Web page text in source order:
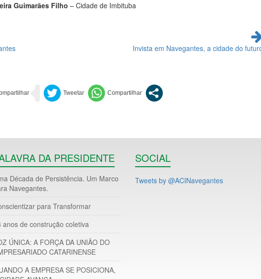
Guimarães Filho – Cidade de Imbituba
Invista em Navegantes, a cidade do
DA PRESIDENTE
Década de Persistência. Um Marco
Navegantes.
para Transformar
anos de construção coletiva
ÚNICA: A FORÇA DA UNIÃO DO
CATARINENSE
A EMPRESA SE POSICIONA,
SOCIAL
Tweets by @ACINavegantes